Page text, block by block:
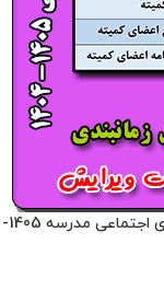
بسته صورت جلسات کمیته پیشگیری از آسیب های اجتماعی مدرسه 1405-